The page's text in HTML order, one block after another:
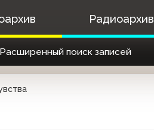
Радиоархив
Расширенный поиск записей